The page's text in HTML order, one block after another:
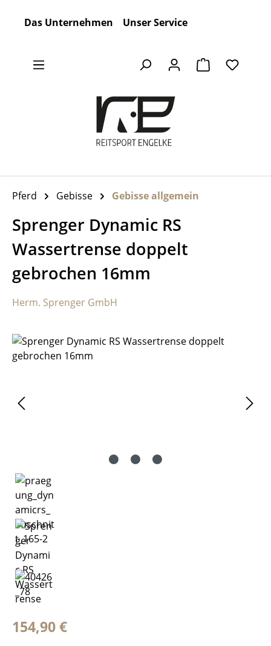
Das Unternehmen Unser Service
Warenkorb
Pferd Gebisse Gebisse allgemein
Sprenger Dynamic RS
Wassertrense doppelt
gebrochen 16mm
Herm. Sprenger GmbH
Bildergalerie überspringen
Regulärer Preis:
154,90 €